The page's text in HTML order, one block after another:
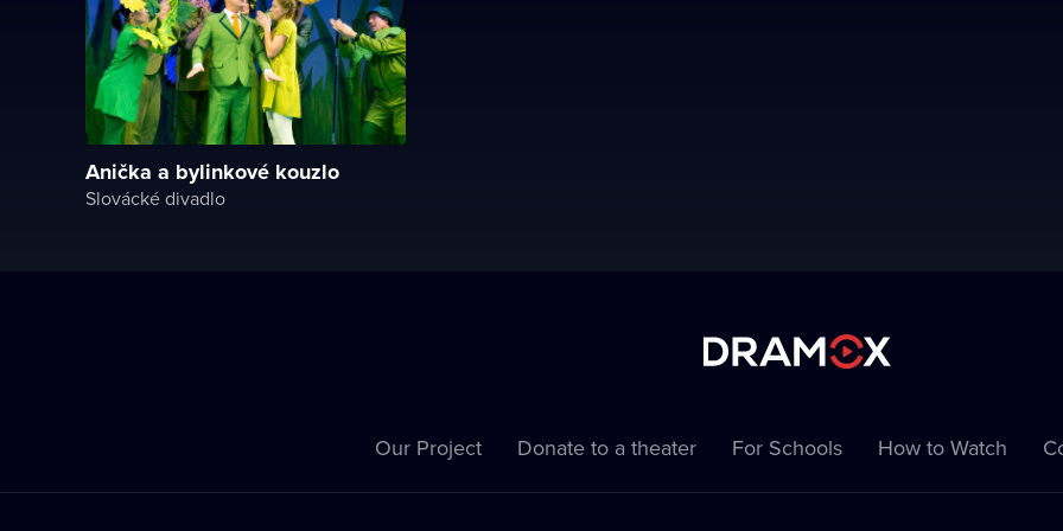
Anička a bylinkové kouzlo
Slovácké divadlo
Our Project Donate to a theater For Schools How to Watch